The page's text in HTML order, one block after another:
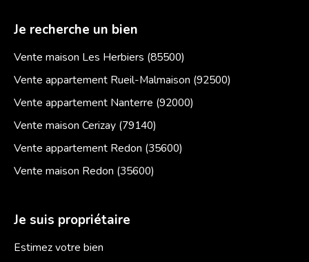
Je recherche un bien
Vente maison Les Herbiers (85500)
Vente appartement Rueil-Malmaison (92500)
Vente appartement Nanterre (92000)
Vente maison Cerizay (79140)
Vente appartement Redon (35600)
Vente maison Redon (35600)
Je suis propriétaire
Estimez votre bien